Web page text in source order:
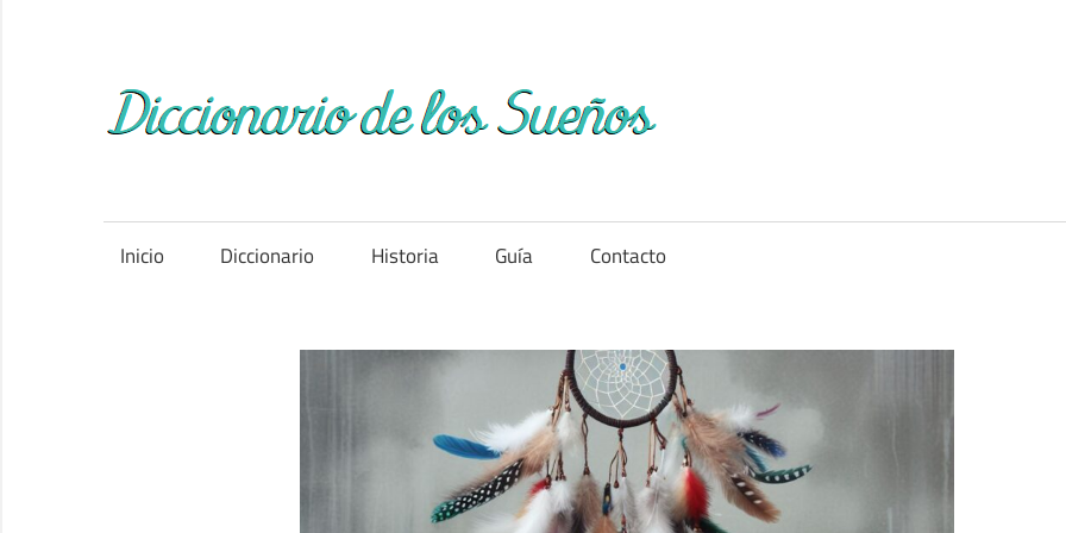
contenido
Inicio Diccionario Historia Guía Contacto